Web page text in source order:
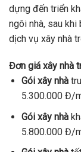
dựng đến triển
ngôi nhà, sau khi
dịch vụ xây nhà
Đơn giá xây nhà
Gói xây nhà
5.300.000 Đ/
Gói xây nhà
5.800.000 Đ/